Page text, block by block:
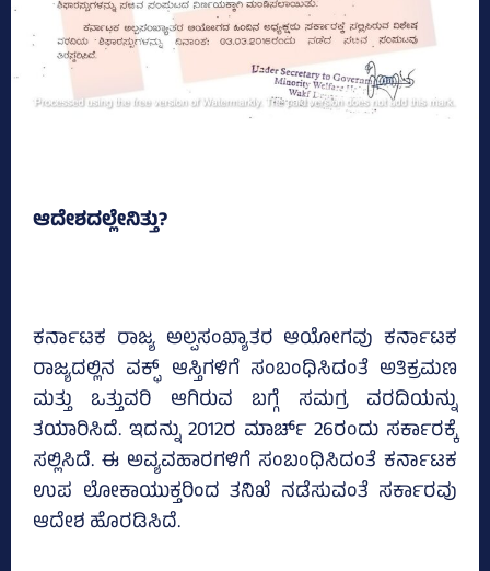
ಆದೇಶದಲ್ಲೇನಿತ್ತು?
ಕರ್ನಾಟಕ ರಾಜ್ಯ ಅಲ್ಪಸಂಖ್ಯಾತರ ಆಯೋಗವು ಕರ್ನಾಟಕ
ರಾಜ್ಯದಲ್ಲಿನ ವಕ್ಫ್‌ ಆಸ್ತಿಗಳಿಗೆ ಸಂಬಂಧಿಸಿದಂತೆ ಅತಿಕ್ರಮಣ
ಮತ್ತು ಒತ್ತುವರಿ ಆಗಿರುವ ಬಗ್ಗೆ ಸಮಗ್ರ ವರದಿಯನ್ನು
ತಯಾರಿಸಿದೆ. ಇದನ್ನು 2012ರ ಮಾರ್ಚ್‌ 26ರಂದು ಸರ್ಕಾರಕ್ಕೆ
ಸಲ್ಲಿಸಿದೆ. ಈ ಅವ್ಯವಹಾರಗಳಿಗೆ ಸಂಬಂಧಿಸಿದಂತೆ ಕರ್ನಾಟಕ
ಉಪ ಲೋಕಾಯುಕ್ತರಿಂದ ತನಿಖೆ ನಡೆಸುವಂತೆ ಸರ್ಕಾರವು
ಆದೇಶ ಹೊರಡಿಸಿದೆ.